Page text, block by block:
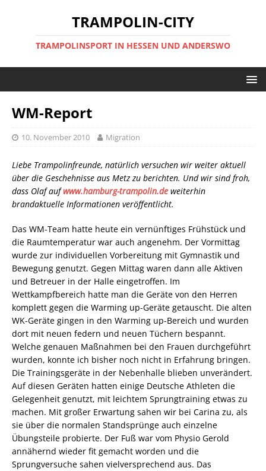
TRAMPOLIN-CITY
TRAMPOLINSPORT IN HESSEN UND ANDERSWO
WM-Report
10. November 2010 Migration
Liebe Trampolinfreunde, natürlich versuchen wir weiter aktuell
über die Geschehnisse aus Metz zu berichten. Und wir sind froh,
dass Olaf aufwww.hamburg-trampolin.de weiterhin
brandaktuelle Informationen veröffentlicht.
Das WM-Team hatte heute ein vernünftiges Frühstück und
die Raumtemperatur war auch angenehm. Der Vormittag
wurde zur individuellen Vorbereitung mit Gymnastik und
Bewegung genutzt. Gegen Mittag waren dann alle Aktiven
und Betreuer in der Halle eingetroffen. Im
Wettkampfbereich hatte man die Geräte von den Herren
komplett gegen die Warming up-Geräte getauscht. Die alten
WK-Geräte gingen in den Warming up-Bereich und wurden
dort mit neuen federn und neuen Tüchern bespannt.
Welche genauen Maßnahmen bei den Frauen durchgeführt
wurden, konnte ich bisher noch nicht in Erfahrung bringen.
Die Trainingsgeräte in der Nebenhalle blieben unverändert.
Auf diesen Geräten hatten einige Deutsche Athleten die
Gelegenheit genutzt, mit leichtem Sprungtraining etwas zu
machen. Mit großer Erwartung sahen wir bei Carina zu, als
sie über die normalen Standsprünge auch einzelne
Übungsteile probierte. Der Fuß war vom Physio Gerold
annähernd wieder fit gemacht worden und die
Sprungversuche sahen vielversprechend aus. Das